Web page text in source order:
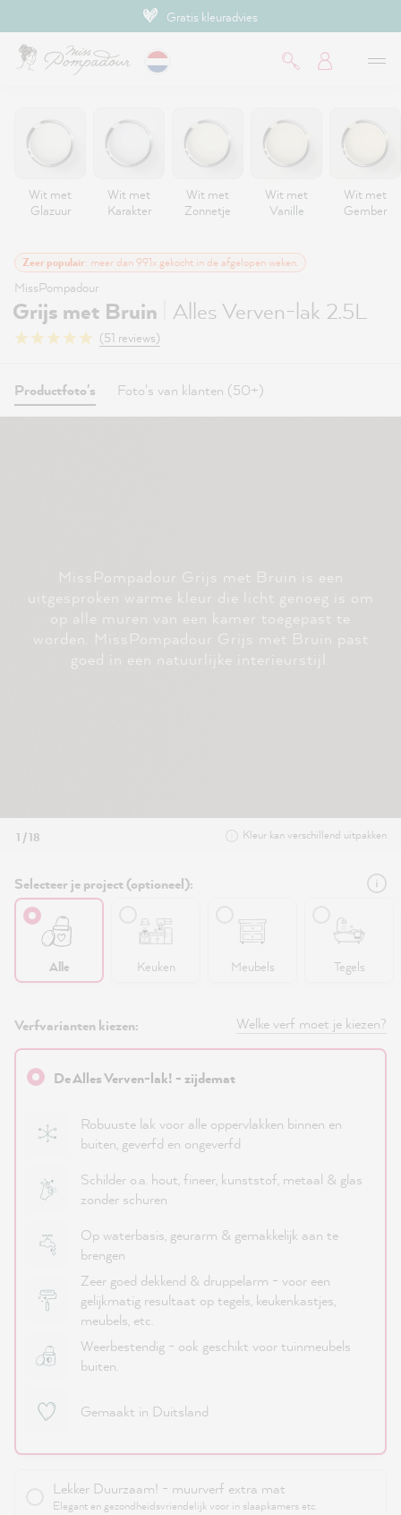
Wit met
Glazuur
Wit met
Karakter
Wit met
Zonnetje
Wit met
Vanille
Wit met
Gember
Zeer populair: meer dan 991x gekocht in de afgelopen weken.
MissPompadour
Grijs met Bruin Alles Verven-lak 2.5L
(51 reviews)
Productfoto's Foto's van klanten (50+)
MissPompadour Grijs met Bruin is een
uitgesproken warme kleur die licht genoeg is om
op alle muren van een kamer toegepast te
worden. MissPompadour Grijs met Bruin past
goed in een natuurlijke interieurstijl.
1 / 18 Kleur kan verschillend uitpakken
Selecteer je project (optioneel):
Alle Keuken Meubels Tegels
Verfvarianten kiezen: Welke verf moet je kiezen?
De Alles Verven-lak! - zijdemat
Robuuste lak voor alle oppervlakken binnen en
buiten, geverfd en ongeverfd
Schilder o.a. hout, fineer, kunststof, metaal & glas
zonder schuren
Op waterbasis, geurarm & gemakkelijk aan te
brengen
Zeer goed dekkend & druppelarm - voor een
gelijkmatig resultaat op tegels, keukenkastjes,
meubels, etc.
Weerbestendig - ook geschikt voor tuinmeubels
buiten.
Gemaakt in Duitsland
Lekker Duurzaam! - muurverf extra mat
Elegant en gezondheidsvriendelijk voor in slaapkamers etc.